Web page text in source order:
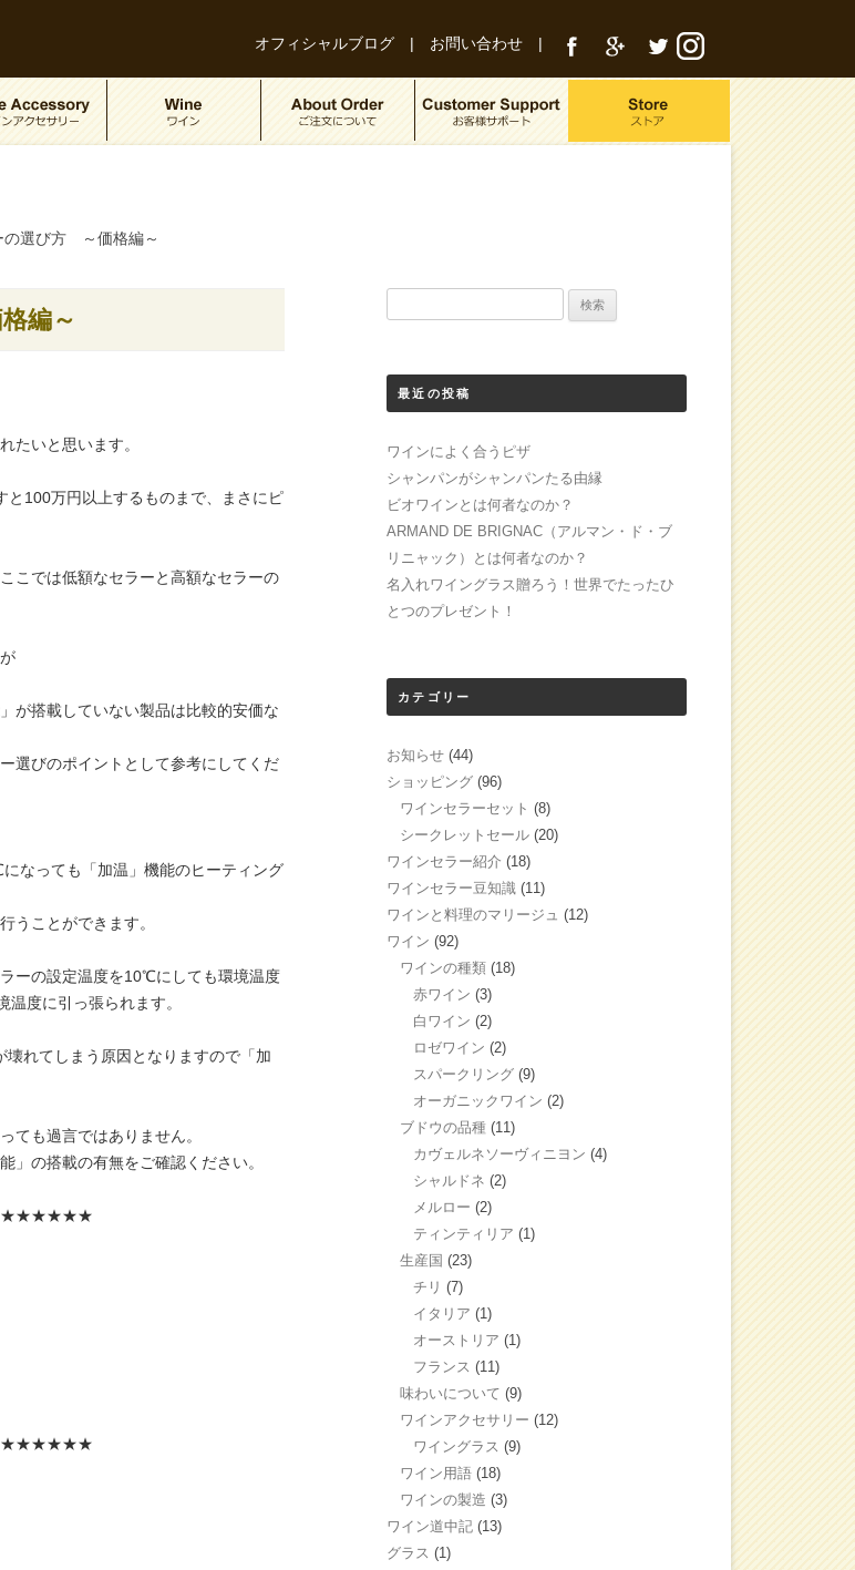
オフィシャルブログ | お問い合わせ |
の選び方 ～価格編～
編～
たいと思います。
と100万円以上するものまで、まさにピ
こでは低額なセラーと高額なセラーの
が搭載していない製品は比較的安価な
選びのポイントとして参考にしてくだ
なっても「加温」機能のヒーティング
うことができます。
ーの設定温度を10℃にしても環境温度
度に引っ張られます。
れてしまう原因となりますので「加
ても過言ではありません。
」の搭載の有無をご確認ください。
最近の投稿
ワインによく合うピザ
シャンパンがシャンパンたる由縁
ビオワインとは何者なのか？
ARMAND DE BRIGNAC（アルマン・ド・ブ
リニャック）とは何者なのか？
名入れワイングラス贈ろう！世界でたったひ
とつのプレゼント！
カテゴリー
お知らせ (44)
ショッピング (96)
ワインセラーセット (8)
シークレットセール (20)
ワインセラー紹介 (18)
ワインセラー豆知識 (11)
ワインと料理のマリージュ (12)
ワイン (92)
ワインの種類 (18)
赤ワイン (3)
白ワイン (2)
ロゼワイン (2)
スパークリング (9)
オーガニックワイン (2)
ブドウの品種 (11)
カヴェルネソーヴィニヨン (4)
シャルドネ (2)
メルロー (2)
ティンティリア (1)
生産国 (23)
チリ (7)
イタリア (1)
オーストリア (1)
フランス (11)
味わいについて (9)
ワインアクセサリー (12)
ワイングラス (9)
ワイン用語 (18)
ワインの製造 (3)
ワイン道中記 (13)
グラス (1)